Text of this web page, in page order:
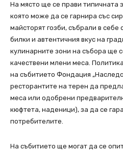
На място ще се прави
която може да се гарнира със
майсторят гозби, събрали в
билки и автентичния вкус на
кулинарните зони на събора ще
качествени млени меса.
на събитието Фондация
ресторантите на терен да
меса или одобрени
кюфтета, наденици), за да се
потребителите.
На събитието ще могат да се